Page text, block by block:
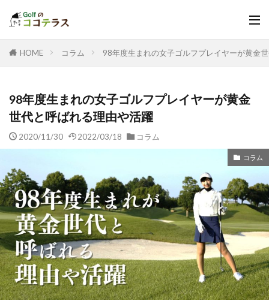
HOME コラム 98年度生まれの女子ゴルフプレイヤーが黄金
98年度生まれの女子ゴルフプレイヤーが黄金
世代と呼ばれる理由や活躍
2020/11/30 2022/03/18 コラム
コラム